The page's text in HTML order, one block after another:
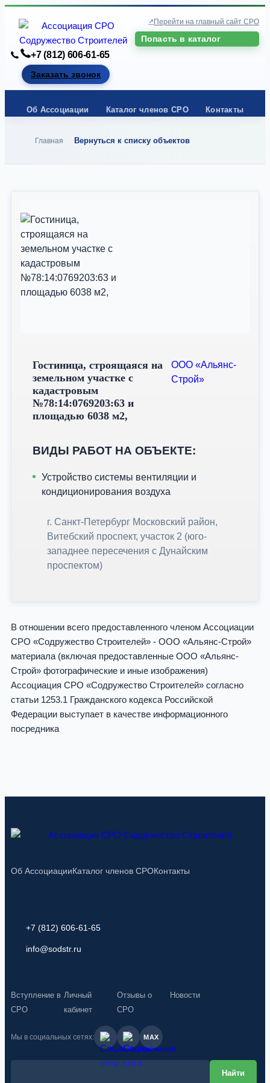
Перейти на главный сайт СРО
Попасть в каталог
+7 (812) 606-61-65
Заказать звонок
Об Ассоциации Каталог членов СРО Контакты
Главная Вернуться к списку объектов
Гостиница, строящаяся на
земельном участке с
кадастровым
№78:14:0769203:63 и
площадью 6038 м2,
ООО «Альянс-
Строй»
ВИДЫ РАБОТ НА ОБЪЕКТЕ:
Устройство системы вентиляции и
кондиционирования воздуха
г. Санкт-Петербург Московский район,
Витебский проспект, участок 2 (юго-
западнее пересечения с Дунайским
проспектом)
В отношении всего предоставленного членом Ассоциации
СРО «Содружество Строителей» - ООО «Альянс-Строй»
материала (включая предоставленные ООО «Альянс-
Строй» фотографические и иные изображения)
Ассоциация СРО «Содружество Строителей» согласно
статьи 1253.1 Гражданского кодекса Российской
Федерации выступает в качестве информационного
посредника
Об АссоциацииКаталог членов СРОКонтакты
+7 (812) 606-61-65
info@sodstr.ru
Вступление в
СРО
Личный
кабинет
Отзывы о
СРО
Новости
Мы в социальных сетях: MAX